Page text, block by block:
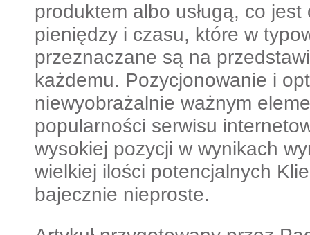
produktem albo usługą, co
pieniędzy i czasu, które w
przeznaczane są na
każdemu. Pozycjonowanie i
niewyobrażalnie ważnym
popularności serwisu
wysokiej pozycji w wynikach
wielkiej ilości potencjalnych
bajecznie nieproste.